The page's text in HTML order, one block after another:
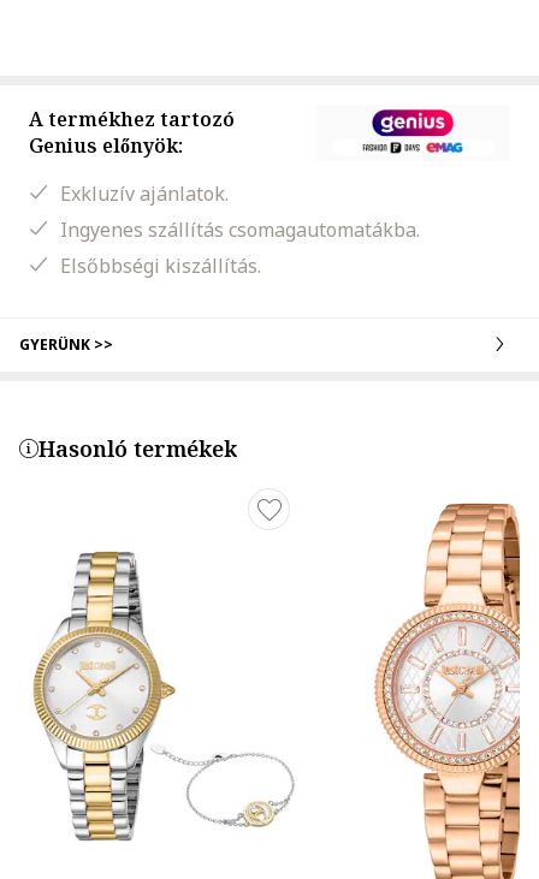
A termékhez tartozó
Genius előnyök:
Exkluzív ajánlatok.
Ingyenes szállítás csomagautomatákba.
Elsőbbségi kiszállítás.
GYERÜNK >>
Hasonló termékek